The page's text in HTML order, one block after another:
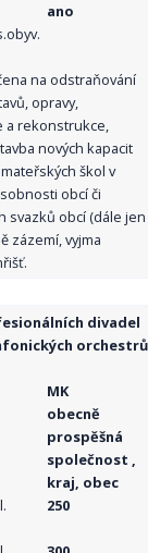
ano
na odstraňování
opravy,
a rekonstrukce,
nových kapacit
škol v
obcí či
svazků obcí (dále jen
zázemí, vyjma
divadel
orchestrů
MK
obecně
prospěšná
společnost ,
kraj, obec
250